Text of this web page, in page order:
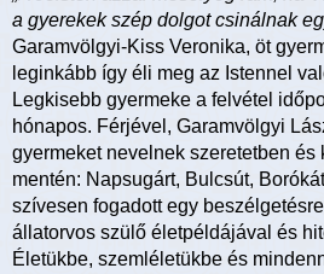
a gyerekek szép dolgot csinálnak
Garamvölgyi-Kiss Veronika, öt
leginkább így éli meg az Istennel
Legkisebb gyermeke a felvétel
hónapos. Férjével, Garamvölgyi
gyermeket nevelnek szeretetben és
mentén: Napsugárt, Bulcsút,
szívesen fogadott egy
állatorvos szülő életpéldájával és
Életükbe, szemléletükbe és